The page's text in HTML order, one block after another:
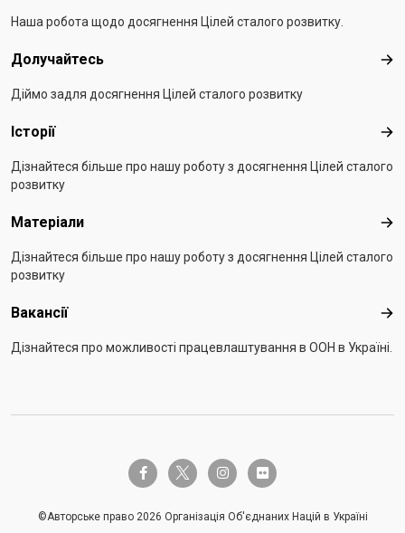
Наша робота щодо досягнення Цілей сталого розвитку.
Долучайтесь
Діймо задля досягнення Цілей сталого розвитку
Історії
Дізнайтеся більше про нашу роботу з досягнення Цілей сталого
розвитку
Матеріали
Дізнайтеся більше про нашу роботу з досягнення Цілей сталого
розвитку
Вакансії
Дізнайтеся про можливості працевлаштування в ООН в Україні.
facebook-ftwitter-x instagramflickr
©Авторське право 2026 Організація Об'єднаних Націй в Україні